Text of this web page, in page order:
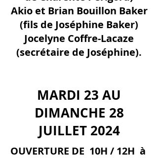
Akio et Brian Bouillon Baker
(fils de Joséphine Baker)
Jocelyne Coffre-Lacaze
(secrétaire de Joséphine).
MARDI 23 AU
DIMANCHE 28
JUILLET 2024
OUVERTURE DE 10H / 12H à